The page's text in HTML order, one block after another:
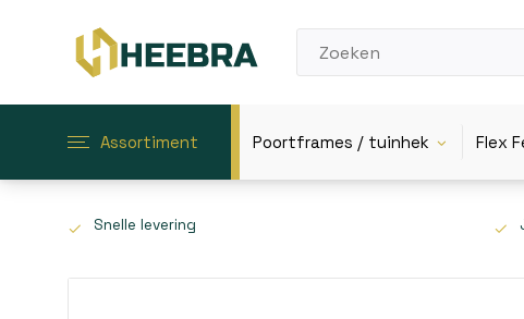
Assortiment Poortframes / tuinhek Flex
Snelle levering